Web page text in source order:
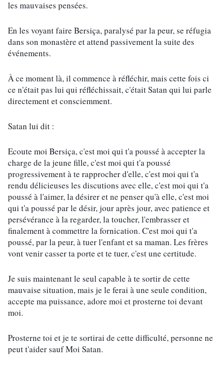
les mauvaises pensées.
En les voyant faire Bersiça, paralysé par la peur, se réfugia
dans son monastère et attend passivement la suite des
événements.
À ce moment là, il commence à réfléchir, mais cette fois ci
ce n'était pas lui qui réfléchissait, c'était Satan qui lui parle
directement et consciemment.
Satan lui dit :
Ecoute moi Bersiça, c'est moi qui t'a poussé à accepter la
charge de la jeune fille, c'est moi qui t'a poussé
progressivement à te rapprocher d'elle, c'est moi qui t'a
rendu délicieuses les discutions avec elle, c'est moi qui t'a
poussé à l'aimer, la désirer et ne penser qu'à elle, c'est moi
qui t'a poussé par le désir, jour après jour, avec patience et
persévérance à la regarder, la toucher, l'embrasser et
finalement à commettre la fornication. C'est moi qui t'a
poussé, par la peur, à tuer l'enfant et sa maman. Les frères
vont venir casser ta porte et te tuer, c'est une certitude.
Je suis maintenant le seul capable à te sortir de cette
mauvaise situation, mais je le ferai à une seule condition,
accepte ma puissance, adore moi et prosterne toi devant
moi.
Prosterne toi et je te sortirai de cette difficulté, personne ne
peut t'aider sauf Moi Satan.